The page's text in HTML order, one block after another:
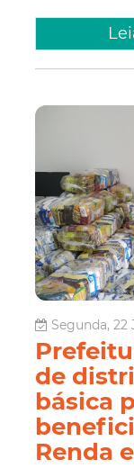
Segunda, 22
de
básica
Renda